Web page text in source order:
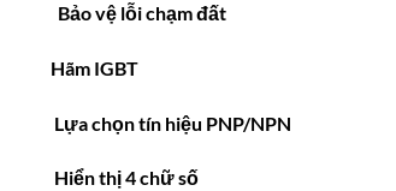
Bảo vệ lỗi chạm đất
Hãm IGBT
Lựa chọn tín hiệu PNP/NPN
Hiển thị 4 chữ số